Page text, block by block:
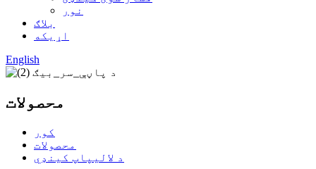
نور
بلاګ
اړیکه
English
محصولات
کور
محصولات
د لالیپاپ کینډي